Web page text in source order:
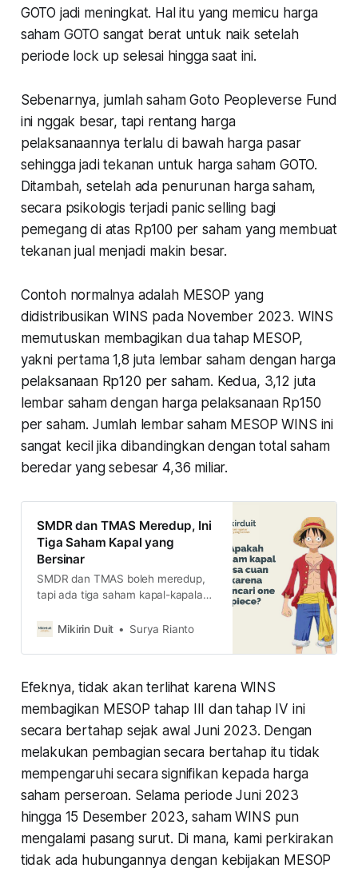
GOTO jadi meningkat. Hal itu yang memicu harga
saham GOTO sangat berat untuk naik setelah
periode lock up selesai hingga saat ini.
Sebenarnya, jumlah saham Goto Peopleverse Fund
ini nggak besar, tapi rentang harga
pelaksanaannya terlalu di bawah harga pasar
sehingga jadi tekanan untuk harga saham GOTO.
Ditambah, setelah ada penurunan harga saham,
secara psikologis terjadi panic selling bagi
pemegang di atas Rp100 per saham yang membuat
tekanan jual menjadi makin besar.
Contoh normalnya adalah MESOP yang
didistribusikan WINS pada November 2023. WINS
memutuskan membagikan dua tahap MESOP,
yakni pertama 1,8 juta lembar saham dengan harga
pelaksanaan Rp120 per saham. Kedua, 3,12 juta
lembar saham dengan harga pelaksanaan Rp150
per saham. Jumlah lembar saham MESOP WINS ini
sangat kecil jika dibandingkan dengan total saham
beredar yang sebesar 4,36 miliar.
SMDR dan TMAS Meredup, Ini
Tiga Saham Kapal yang
Bersinar
SMDR dan TMAS boleh meredup,
tapi ada tiga saham kapal-kapalan
tahun ini. Cek analisis lengkapnya
Mikirin Duit Surya Rianto
Efeknya, tidak akan terlihat karena WINS
membagikan MESOP tahap III dan tahap IV ini
secara bertahap sejak awal Juni 2023. Dengan
melakukan pembagian secara bertahap itu tidak
mempengaruhi secara signifikan kepada harga
saham perseroan. Selama periode Juni 2023
hingga 15 Desember 2023, saham WINS pun
mengalami pasang surut. Di mana, kami perkirakan
tidak ada hubungannya dengan kebijakan MESOP